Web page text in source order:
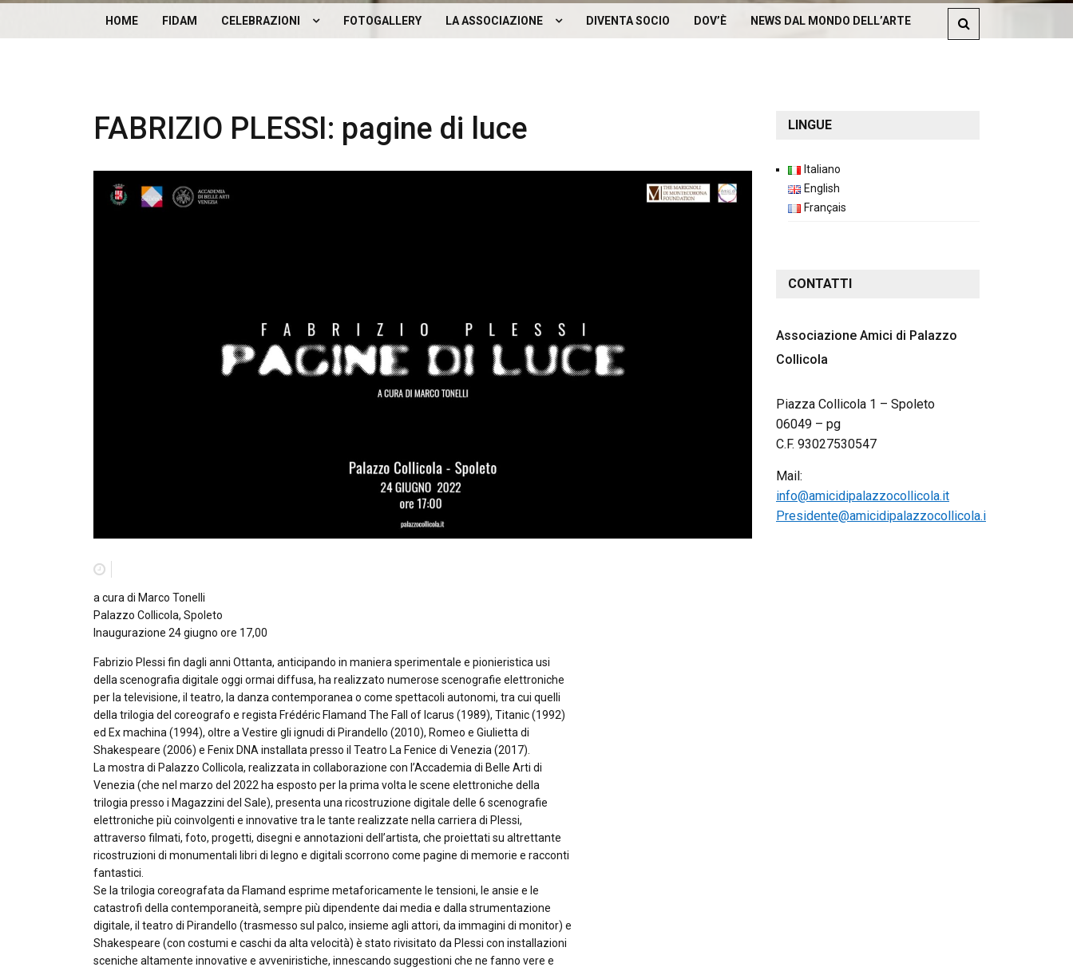
HOME FIDAM CELEBRAZIONI FOTOGALLERY LA ASSOCIAZIONE
DICONO DI NOI
STATUTO DELLA ASSOCIAZIONE
DIVENTA SOCIO DOV’È NEWS DAL MONDO DELL’ARTE
FABRIZIO PLESSI: pagine di luce
a cura di Marco Tonelli
Palazzo Collicola, Spoleto
Inaugurazione 24 giugno ore 17,00
Fabrizio Plessi fin dagli anni Ottanta, anticipando in maniera sperimentale e pionieristica usi
della scenografia digitale oggi ormai diffusa, ha realizzato numerose scenografie elettroniche
per la televisione, il teatro, la danza contemporanea o come spettacoli autonomi, tra cui quelli
della trilogia del coreografo e regista Frédéric Flamand The Fall of Icarus (1989), Titanic (1992)
ed Ex machina (1994), oltre a Vestire gli ignudi di Pirandello (2010), Romeo e Giulietta di
Shakespeare (2006) e Fenix DNA installata presso il Teatro La Fenice di Venezia (2017).
La mostra di Palazzo Collicola, realizzata in collaborazione con l’Accademia di Belle Arti di
Venezia (che nel marzo del 2022 ha esposto per la prima volta le scene elettroniche della
trilogia presso i Magazzini del Sale), presenta una ricostruzione digitale delle 6 scenografie
elettroniche più coinvolgenti e innovative tra le tante realizzate nella carriera di Plessi,
attraverso filmati, foto, progetti, disegni e annotazioni dell’artista, che proiettati su altrettante
ricostruzioni di monumentali libri di legno e digitali scorrono come pagine di memorie e racconti
fantastici.
Se la trilogia coreografata da Flamand esprime metaforicamente le tensioni, le ansie e le
catastrofi della contemporaneità, sempre più dipendente dai media e dalla strumentazione
digitale, il teatro di Pirandello (trasmesso sul palco, insieme agli attori, da immagini di monitor) e
Shakespeare (con costumi e caschi da alta velocità) è stato rivisitato da Plessi con installazioni
sceniche altamente innovative e avveniristiche, innescando suggestioni che ne fanno vere e
LINGUE
Italiano
English
Français
CONTATTI
Associazione Amici di Palazzo
Collicola
Piazza Collicola 1 – Spoleto
06049 – pg
C.F. 93027530547
Mail:
info@amicidipalazzocollicola.it
Presidente@amicidipalazzocollicola.i